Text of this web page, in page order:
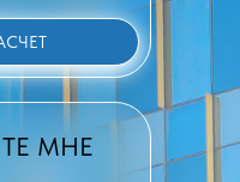
МНЕ